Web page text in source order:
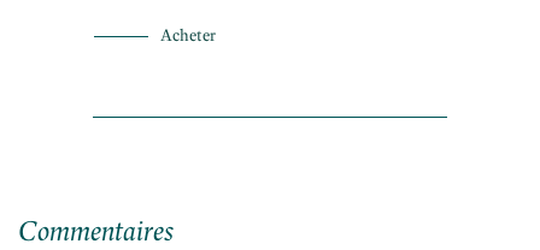
Acheter
Commentaires